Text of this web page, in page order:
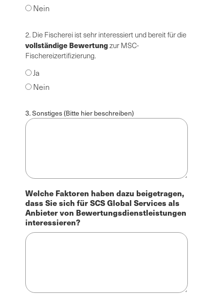
Nein
2. Die Fischerei ist sehr interessiert und bereit für die
vollständige Bewertung zur MSC-
Fischereizertifizierung.
Ja
Nein
3. Sonstiges (Bitte hier beschreiben)
Welche Faktoren haben dazu beigetragen,
dass Sie sich für SCS Global Services als
Anbieter von Bewertungsdienstleistungen
interessieren?